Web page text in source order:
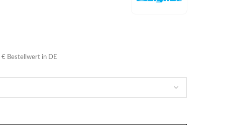
Bestellwert in DE